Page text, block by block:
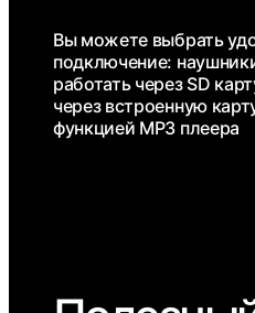
Вы можете выбрать
подключение:
работать через SD
через встроенную
функцией MP3 плеера